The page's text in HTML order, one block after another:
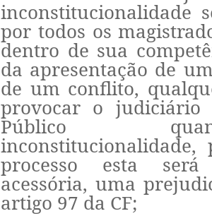
inconstitucionalidade
por todos os
dentro de sua
da apresentação de
de um conflito,
provocar o
Público
processo esta
acessória, uma
artigo 97 da CF;